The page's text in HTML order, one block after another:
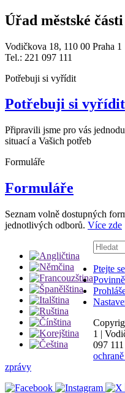
Úřad městské
Vodičkova 18, 110 00 Praha 1
Tel.: 221 097 111
Potřebuji si vyřídit
Potřebuji si vyřídit
Připravili jsme pro vás
situací a Vašich potřeb
Formuláře
Formuláře
Seznam volně dostupných
jednotlivých odborů. Více zde
Ptejte se
1 |
097 111
zprávy